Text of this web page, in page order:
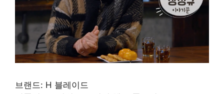
브랜드: H 블레이드